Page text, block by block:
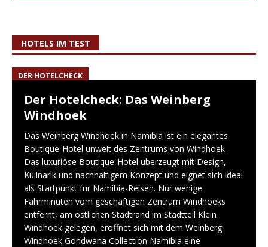
HOTELS IM TEST
DER HOTELCHECK
Der Hotelcheck: Das Weinberg
Windhoek
Das Weinberg Windhoek in Namibia ist ein elegantes
Boutique-Hotel unweit des Zentrums von Windhoek.
Das luxuriöse Boutique-Hotel überzeugt mit Design,
Kulinarik und nachhaltigem Konzept und eignet sich ideal
als Startpunkt für Namibia-Reisen. Nur wenige
Fahrminuten vom geschäftigen Zentrum Windhoeks
entfernt, am östlichen Stadtrand im Stadtteil Klein
Windhoek gelegen, eröffnet sich mit dem Weinberg
Windhoek Gondwana Collection Namibia eine